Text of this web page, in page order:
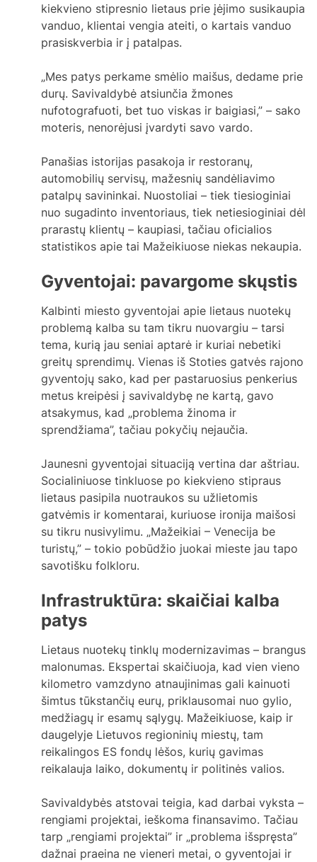
kiekvieno stipresnio lietaus prie įėjimo susikaupia
vanduo, klientai vengia ateiti, o kartais vanduo
prasiskverbia ir į patalpas.
„Mes patys perkame smėlio maišus, dedame prie
durų. Savivaldybė atsiunčia žmones
nufotografuoti, bet tuo viskas ir baigiasi,” – sako
moteris, nenorėjusi įvardyti savo vardo.
Panašias istorijas pasakoja ir restoranų,
automobilių servisų, mažesnių sandėliavimo
patalpų savininkai. Nuostoliai – tiek tiesioginiai
nuo sugadinto inventoriaus, tiek netiesioginiai dėl
prarastų klientų – kaupiasi, tačiau oficialios
statistikos apie tai Mažeikiuose niekas nekaupia.
Gyventojai: pavargome skųstis
Kalbinti miesto gyventojai apie lietaus nuotekų
problemą kalba su tam tikru nuovargiu – tarsi
tema, kurią jau seniai aptarė ir kuriai nebetiki
greitų sprendimų. Vienas iš Stoties gatvės rajono
gyventojų sako, kad per pastaruosius penkerius
metus kreipėsi į savivaldybę ne kartą, gavo
atsakymus, kad „problema žinoma ir
sprendžiama”, tačiau pokyčių nejaučia.
Jaunesni gyventojai situaciją vertina dar aštriau.
Socialiniuose tinkluose po kiekvieno stipraus
lietaus pasipila nuotraukos su užlietomis
gatvėmis ir komentarai, kuriuose ironija maišosi
su tikru nusivylimu. „Mažeikiai – Venecija be
turistų,” – tokio pobūdžio juokai mieste jau tapo
savotišku folkloru.
Infrastruktūra: skaičiai kalba
patys
Lietaus nuotekų tinklų modernizavimas – brangus
malonumas. Ekspertai skaičiuoja, kad vien vieno
kilometro vamzdyno atnaujinimas gali kainuoti
šimtus tūkstančių eurų, priklausomai nuo gylio,
medžiagų ir esamų sąlygų. Mažeikiuose, kaip ir
daugelyje Lietuvos regioninių miestų, tam
reikalingos ES fondų lėšos, kurių gavimas
reikalauja laiko, dokumentų ir politinės valios.
Savivaldybės atstovai teigia, kad darbai vyksta –
rengiami projektai, ieškoma finansavimo. Tačiau
tarp „rengiami projektai” ir „problema išspręsta”
dažnai praeina ne vieneri metai, o gyventojai ir